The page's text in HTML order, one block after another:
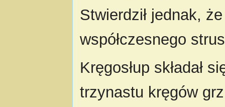
Stwierdził jednak,
współczesnego
Kręgosłup składał
trzynastu kręgów